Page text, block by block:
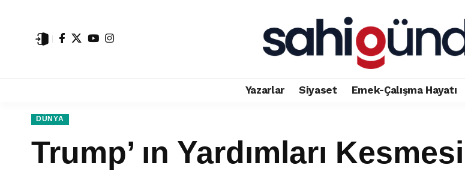
Yazarlar Siyaset Emek-Çalışma Hayatı
DÜNYA
Trump’ ın Yardımları